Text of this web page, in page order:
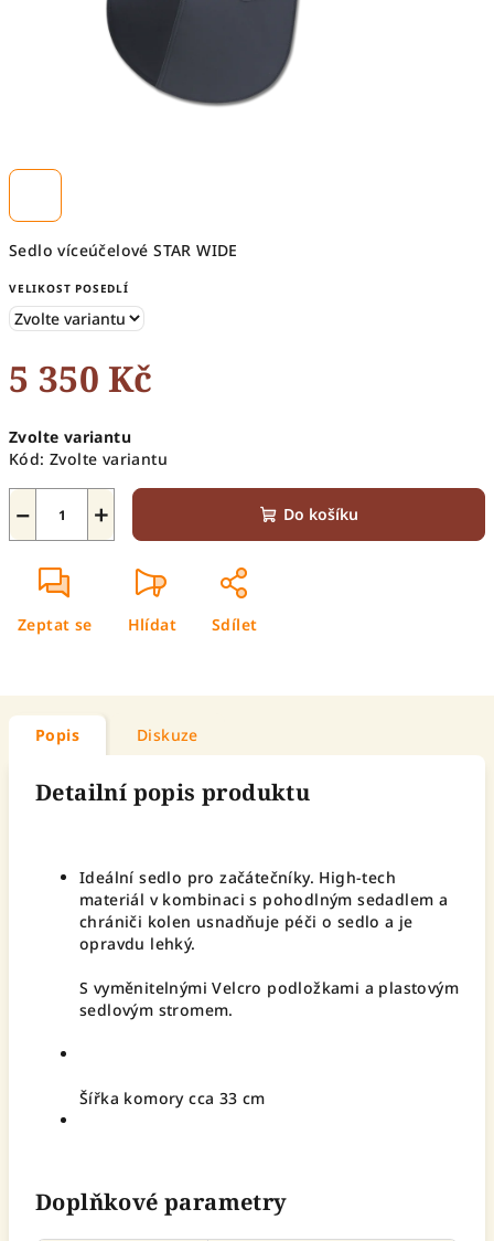
Sedlo víceúčelové STAR WIDE
VELIKOST POSEDLÍ
5 350 Kč
cena:
Zvolte variantu
Kód: Zvolte variantu
+
− Do košíku
Zeptat se Hlídat Sdílet
Popis Diskuze
Detailní popis produktu
Ideální sedlo pro začátečníky. High-tech
materiál v kombinaci s pohodlným sedadlem a
chrániči kolen usnadňuje péči o sedlo a je
opravdu lehký.
S vyměnitelnými Velcro podložkami a plastovým
sedlovým stromem.
Šířka komory cca 33 cm
Doplňkové parametry